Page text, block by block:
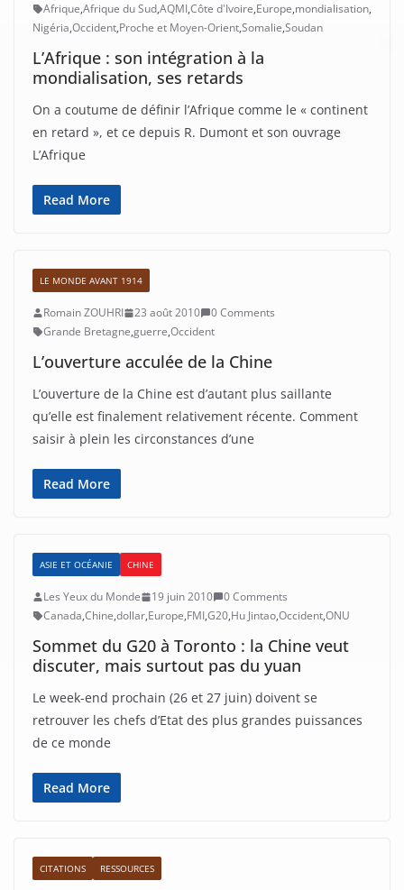
Afrique,Afrique du Sud,AQMI,Côte d'Ivoire,Europe,mondialisation,
Nigéria,Occident,Proche et Moyen-Orient,Somalie,Soudan
L’Afrique : son intégration à la
mondialisation, ses retards
On a coutume de définir l’Afrique comme le « continent
en retard », et ce depuis R. Dumont et son ouvrage
L’Afrique
Read More
LE MONDE AVANT 1914
Romain ZOUHRI 23 août 2010
0 Comments
Grande Bretagne,guerre,Occident
L’ouverture acculée de la Chine
L’ouverture de la Chine est d’autant plus saillante
qu’elle est finalement relativement récente. Comment
saisir à plein les circonstances d’une
Read More
ASIE ET OCÉANIE CHINE
Les Yeux du Monde 19 juin 2010
0 Comments
Canada,Chine,dollar,Europe,FMI,G20,Hu Jintao,Occident,ONU
Sommet du G20 à Toronto : la Chine veut
discuter, mais surtout pas du yuan
Le week-end prochain (26 et 27 juin) doivent se
retrouver les chefs d’Etat des plus grandes puissances
de ce monde
Read More
CITATIONS RESSOURCES